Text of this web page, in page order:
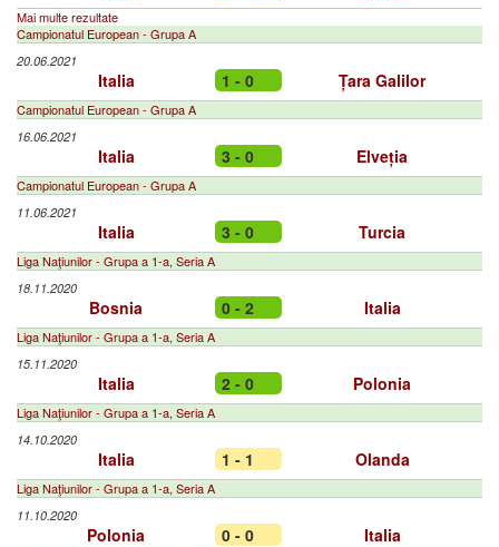
Mai multe rezultate
Campionatul European - Grupa A
20.06.2021
Italia 1 - 0 Țara Galilor
Campionatul European - Grupa A
16.06.2021
Italia 3 - 0 Elveția
Campionatul European - Grupa A
11.06.2021
Italia 3 - 0 Turcia
Liga Naţiunilor - Grupa a 1-a, Seria A
18.11.2020
Bosnia 0 - 2 Italia
Liga Naţiunilor - Grupa a 1-a, Seria A
15.11.2020
Italia 2 - 0 Polonia
Liga Naţiunilor - Grupa a 1-a, Seria A
14.10.2020
Italia 1 - 1 Olanda
Liga Naţiunilor - Grupa a 1-a, Seria A
11.10.2020
Polonia 0 - 0 Italia